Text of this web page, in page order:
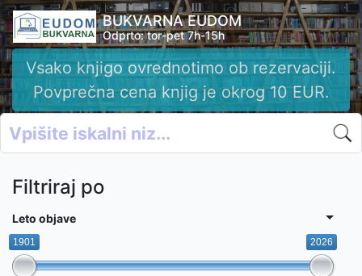
BUKVARNA EUDOM
Odprto: tor-pet 7h-15h
Vsako knjigo ovrednotimo ob rezervaciji.
Povprečna cena knjig je okrog 10 EUR.
Filtriraj po
Leto objave
1901 2026